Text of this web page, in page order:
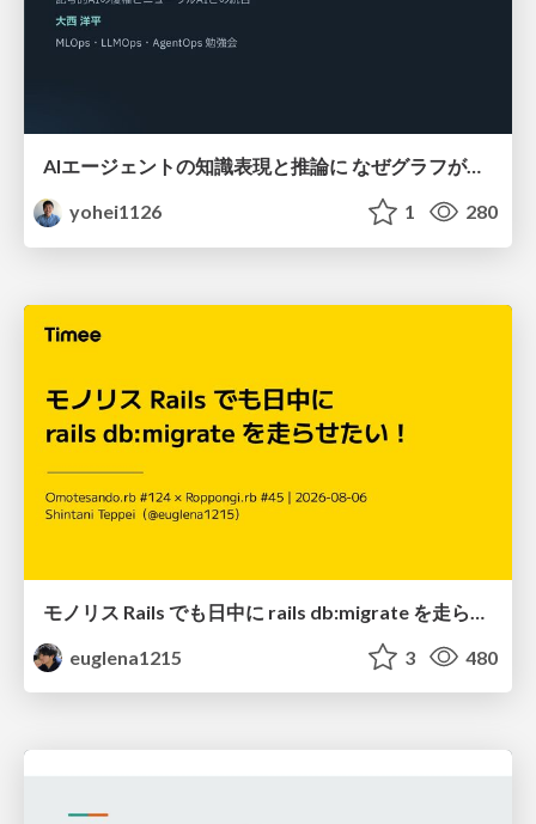
AIエージェントの知識表現と推論に なぜグラフが使われるのか - 記号的AIの復権とニューラルAIとの統合
yohei1126
1 280
euglena1215
3 480